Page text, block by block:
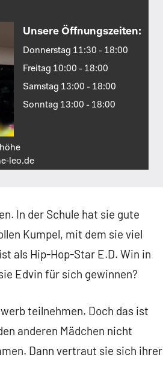
Unsere Öffnungszeiten:
Donnerstag 11:30 - 18:00
Freitag 10:00 - 18:00
Samstag 13:00 - 18:00
Sonntag 13:00 - 18:00
In der Schule hat sie gute
Kumpel, mit dem sie viel
als Hip-Hop-Star E.D. Win in
Edvin für sich gewinnen?
teilnehmen. Doch das ist
anderen Mädchen nicht
Dann vertraut sie sich ihrer